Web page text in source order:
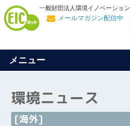
一般財団法人環境イノベーショ
メールマガジン配信中
メニュー
環境ニュース
[海外]